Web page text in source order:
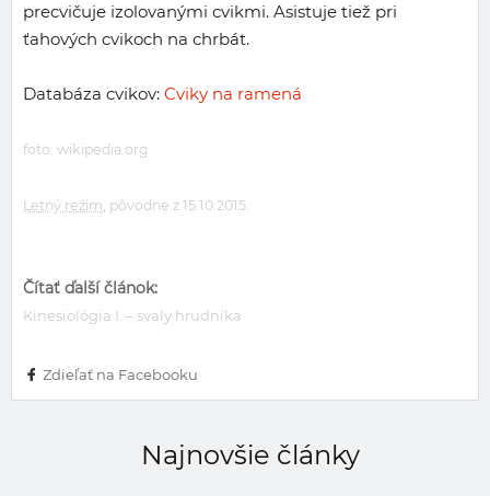
precvičuje izolovanými cvikmi. Asistuje tiež pri
ťahových cvikoch na chrbát.
Databáza cvikov: Cviky na ramená
foto: wikipedia.org
Letný režim, pôvodne z 15.10.2015.
Čítať ďalší článok:
Kinesiológia I. – svaly hrudníka
Zdieľať na Facebooku
Najnovšie články